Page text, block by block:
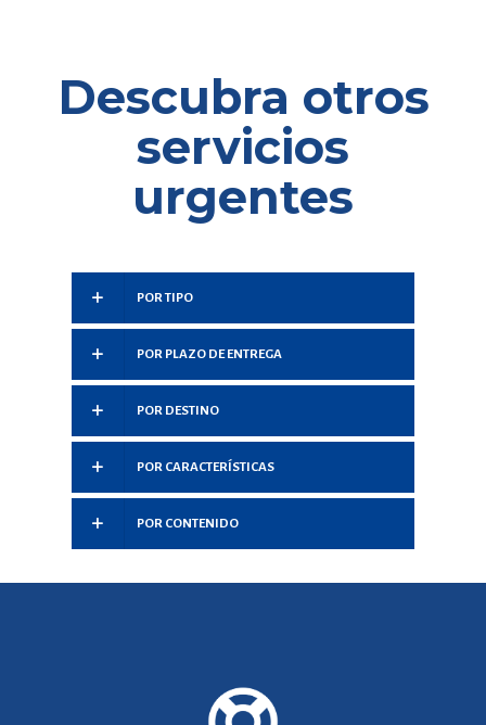
Descubra otros
servicios
urgentes
POR TIPO
POR PLAZO DE ENTREGA
POR DESTINO
POR CARACTERÍSTICAS
POR CONTENIDO